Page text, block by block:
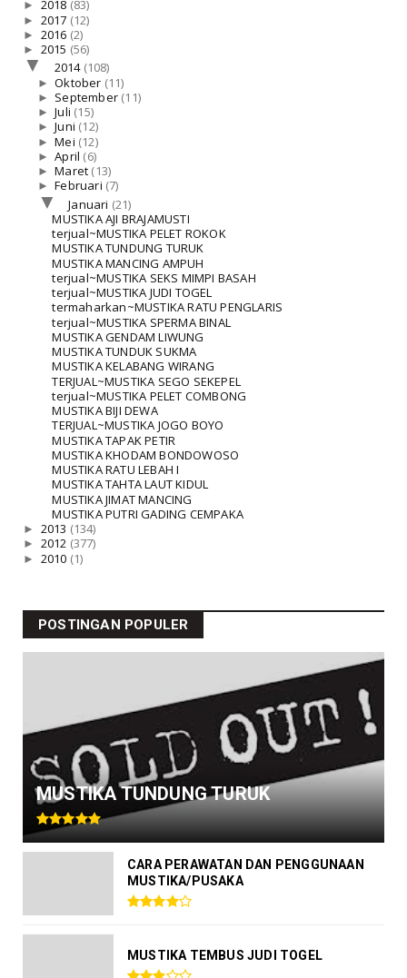
► 2018 (83)
► 2017 (12)
► 2016 (2)
► 2015 (56)
▼ 2014 (108)
►Oktober (11)
► September (11)
►Juli (15)
►Juni (12)
►Mei (12)
►April (6)
►Maret (13)
►Februari (7)
▼Januari (21)
MUSTIKA AJI BRAJAMUSTI
terjual~MUSTIKA PELET ROKOK
MUSTIKA TUNDUNG TURUK
MUSTIKA MANCING AMPUH
terjual~MUSTIKA SEKS MIMPI BASAH
terjual~MUSTIKA JUDI TOGEL
termaharkan~MUSTIKA RATU PENGLARIS
terjual~MUSTIKA SPERMA BINAL
MUSTIKA GENDAM LIWUNG
MUSTIKA TUNDUK SUKMA
MUSTIKA KELABANG WIRANG
TERJUAL~MUSTIKA SEGO SEKEPEL
terjual~MUSTIKA PELET COMBONG
MUSTIKA BIJI DEWA
TERJUAL~MUSTIKA JOGO BOYO
MUSTIKA TAPAK PETIR
MUSTIKA KHODAM BONDOWOSO
MUSTIKA RATU LEBAH I
MUSTIKA TAHTA LAUT KIDUL
MUSTIKA JIMAT MANCING
MUSTIKA PUTRI GADING CEMPAKA
► 2013 (134)
► 2012 (377)
► 2010 (1)
POSTINGAN POPULER
MUSTIKA TUNDUNG TURUK
CARA PERAWATAN DAN PENGGUNAAN
MUSTIKA/PUSAKA
MUSTIKA TEMBUS JUDI TOGEL